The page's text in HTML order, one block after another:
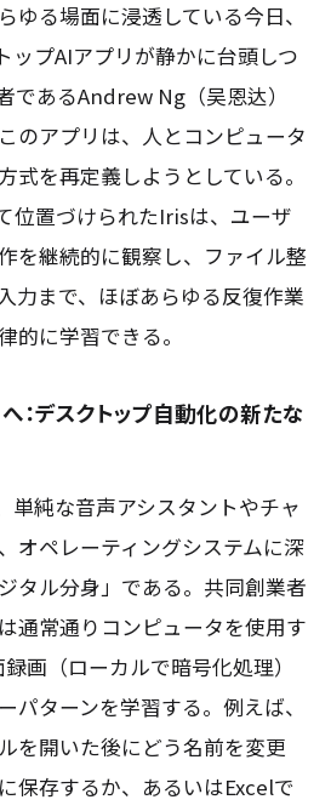
ゆる場面に浸透している今日、
ップAIアプリが静かに台頭しつ
であるAndrew Ng（吴恩达）
のアプリは、人とコンピュータ
式を再定義しようとしている。
位置づけられたIrisは、ユーザ
を継続的に観察し、ファイル整
力まで、ほぼあらゆる反復作業
的に学習できる。
へ：デスクトップ自動化の新たな
単純な音声アシスタントやチャ
オペレーティングシステムに深
タル分身」である。共同創業者
通常通りコンピュータを使用す
画（ローカルで暗号化処理）
パターンを学習する。例えば、
を開いた後にどう名前を変更
保存するか、あるいはExcelで